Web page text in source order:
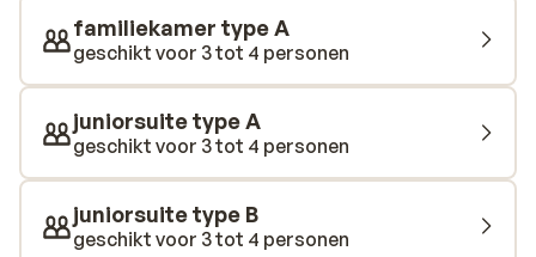
paar baantjes in het zwembad. Neem vervolgens nog
een lekker drankje bij de bar en kijk terug op een
fantastische dag dag. Bonnes vacances!
familiekamer type A
geschikt voor 3 tot 4 personen
juniorsuite type A
geschikt voor 3 tot 4 personen
juniorsuite type B
geschikt voor 3 tot 4 personen